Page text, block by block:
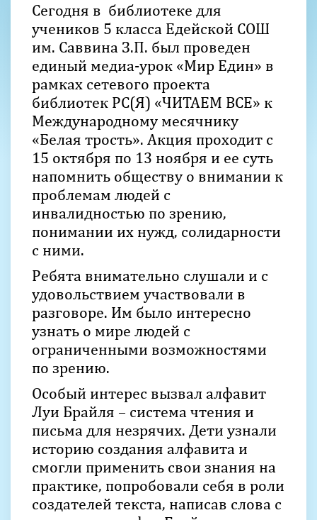
Сегодня в библиотеке для
учеников 5 класса Едейской СОШ
им. Саввина З.П. был проведен
единый медиа-урок «Мир Един» в
рамках сетевого проекта
библиотек РС(Я) «ЧИТАЕМ ВСЕ» к
Международному месячнику
«Белая трость». Акция проходит с
15 октября по 13 ноября и ее суть
напомнить обществу о внимании к
проблемам людей с
инвалидностью по зрению,
понимании их нужд, солидарности
с ними.
Ребята внимательно слушали и с
удовольствием участвовали в
разговоре. Им было интересно
узнать о мире людей с
ограниченными возможностями
по зрению.
Особый интерес вызвал алфавит
Луи Брайля – система чтения и
письма для незрячих. Дети узнали
историю создания алфавита и
смогли применить свои знания на
практике, попробовали себя в роли
создателей текста, написав слова с